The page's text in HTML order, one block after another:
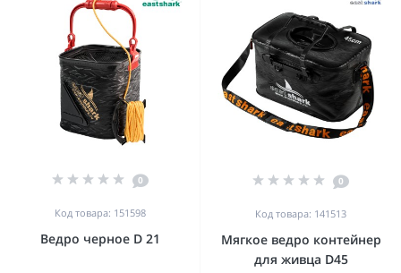
0
Код товара: 151598
Ведро черное D 21
0
Код товара: 141513
Мягкое ведро контейнер
для живца D45